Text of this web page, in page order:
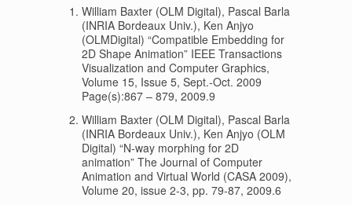
William Baxter (OLM Digital), Pascal Barla
(INRIA Bordeaux Univ.), Ken Anjyo
(OLMDigital) “Compatible Embedding for
2D Shape Animation” IEEE Transactions
Visualization and Computer Graphics,
Volume 15, Issue 5, Sept.-Oct. 2009
Page(s):867 – 879, 2009.9
William Baxter (OLM Digital), Pascal Barla
(INRIA Bordeaux Univ.), Ken Anjyo (OLM
Digital) “N-way morphing for 2D
animation” The Journal of Computer
Animation and Virtual World (CASA 2009),
Volume 20, issue 2-3, pp. 79-87, 2009.6